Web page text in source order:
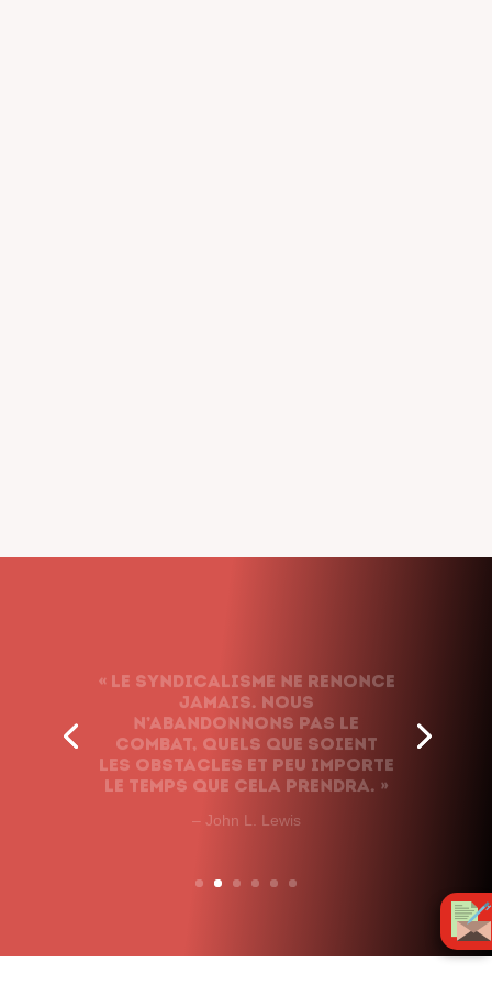
jamais. Nous
n’abandonnons pas le
combat, quels que soient
les obstacles et peu importe
le temps que cela prendra. »